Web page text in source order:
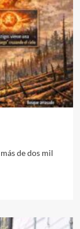
de dos mil